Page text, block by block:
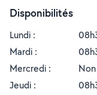
Disponibilités
Lundi :
Mardi :
Mercredi :
Jeudi :